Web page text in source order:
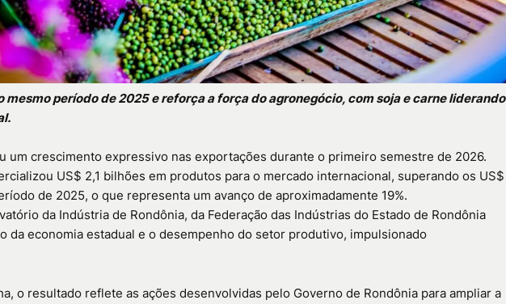
mesmo período de 2025 e reforça a força do agronegócio, com soja e carne liderando
um crescimento expressivo nas exportações durante o primeiro semestre de 2026.
US$ 2,1 bilhões em produtos para o mercado internacional, superando os US$
de 2025, o que representa um avanço de aproximadamente 19%.
da Indústria de Rondônia, da Federação das Indústrias do Estado de Rondônia
da economia estadual e o desempenho do setor produtivo, impulsionado
o resultado reflete as ações desenvolvidas pelo Governo de Rondônia para ampliar a